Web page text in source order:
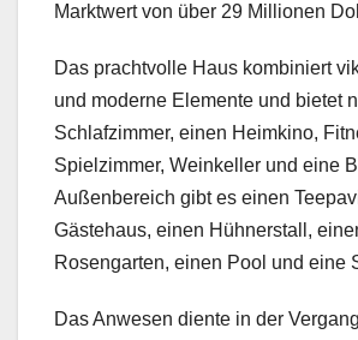
Marktwert von über 29 Millionen
Das prachtvolle Haus kombiniert
und moderne Elemente und bietet
Schlafzimmer, einen Heimkino,
Spielzimmer, Weinkeller und eine
Außenbereich gibt es einen
Gästehaus, einen Hühnerstall,
Rosengarten, einen Pool und eine
Das Anwesen diente in der